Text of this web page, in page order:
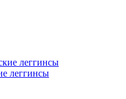
леггинсы